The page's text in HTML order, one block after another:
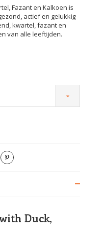
Fazant en Kalkoen is
actief en gelukkig
kwartel, fazant en
van alle leeftijden.
Duck,